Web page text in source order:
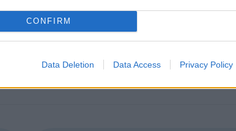
CONFIRM
Data Deletion Data Access Privacy Policy